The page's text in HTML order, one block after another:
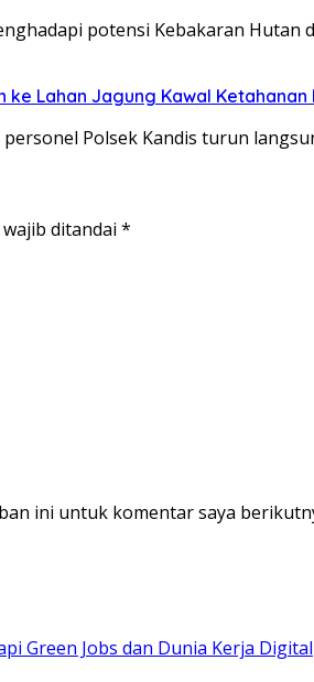
potensi Kebakaran Hutan
ke Lahan Jagung Kawal Ketahanan
Polsek Kandis turun
ditandai *
ini untuk komentar saya